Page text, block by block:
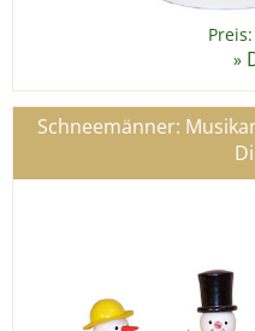
»
Schneemänner: